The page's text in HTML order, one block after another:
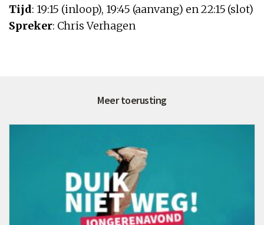
Tijd: 19:15 (inloop), 19:45 (aanvang) en 22:15 (slot)
Spreker: Chris Verhagen
Meer toerusting